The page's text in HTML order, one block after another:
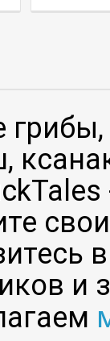
грибы,
и